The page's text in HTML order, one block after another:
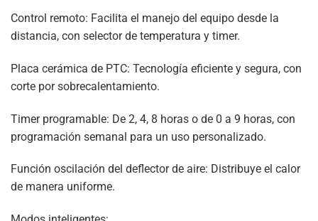
Control remoto: Facilita el manejo del equipo desde la
distancia, con selector de temperatura y timer.
Placa cerámica de PTC: Tecnología eficiente y segura, con
corte por sobrecalentamiento.
Timer programable: De 2, 4, 8 horas o de 0 a 9 horas, con
programación semanal para un uso personalizado.
Función oscilación del deflector de aire: Distribuye el calor
de manera uniforme.